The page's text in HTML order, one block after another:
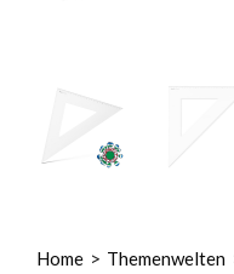
Home > Themenwelten